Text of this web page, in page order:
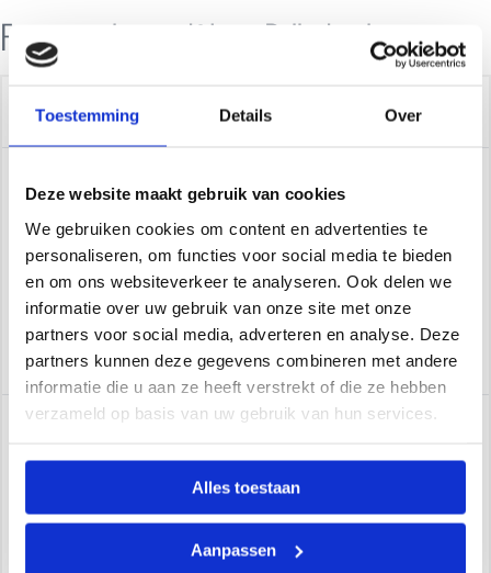
Toestemming Details Over
Deze website maakt gebruik van cookies
We gebruiken cookies om content en advertenties te
personaliseren, om functies voor social media te bieden
en om ons websiteverkeer te analyseren. Ook delen we
informatie over uw gebruik van onze site met onze
partners voor social media, adverteren en analyse. Deze
partners kunnen deze gegevens combineren met andere
informatie die u aan ze heeft verstrekt of die ze hebben
verzameld op basis van uw gebruik van hun services.
Alles toestaan
Aanpassen
Factoren die jijzelf kunt Beïnvloeden
Reden Uitleg
Materiaal van
de
thermosbeker
Sommige thermosbekers zijn
gemaakt van materialen met een
hogere thermische
geleidbaarheid, waardoor warmte
sneller wordt afgevoerd.
Dubbele luchtlaag die warmteverlies
vermindert, maar als de